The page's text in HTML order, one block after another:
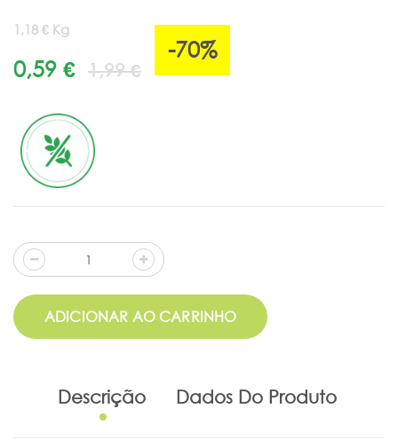
1,18 € Kg
0,59 € 1,99 €
-70%
ADICIONAR AO CARRINHO
Descrição Dados Do Produto